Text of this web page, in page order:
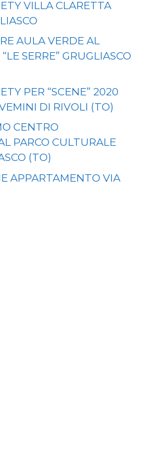
VILLA CLARETTA
AULA VERDE AL
SERRE” GRUGLIASCO
PER “SCENE” 2020
DI RIVOLI (TO)
CENTRO
PARCO CULTURALE
(TO)
APPARTAMENTO VIA